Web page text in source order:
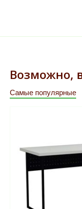
Возможно,
Самые популярные